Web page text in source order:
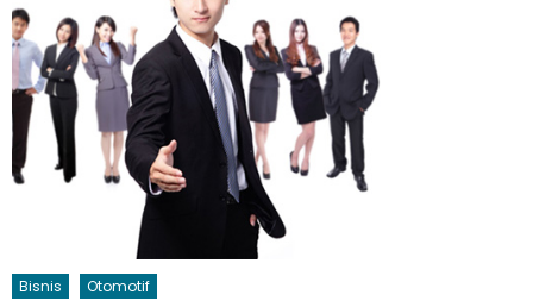
Bisnis Otomotif